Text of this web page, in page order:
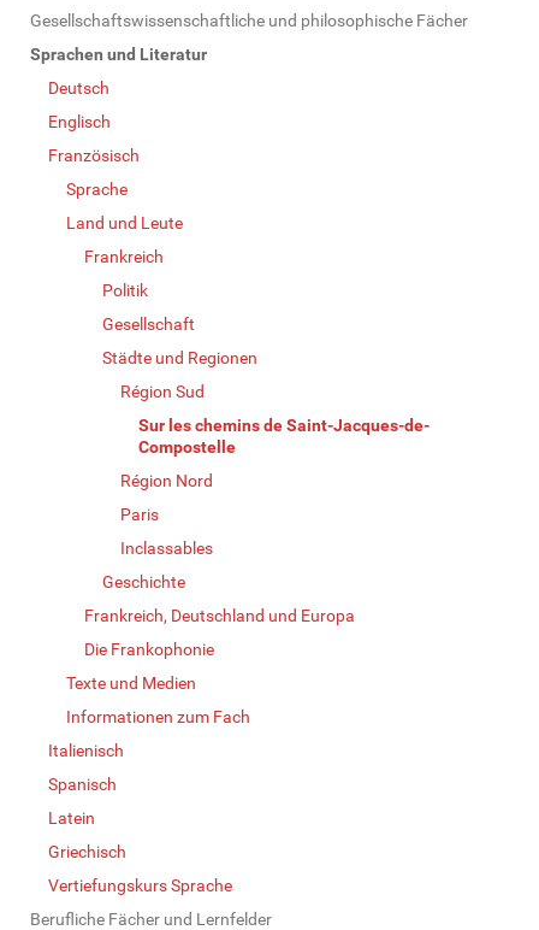
Gesellschaftswissenschaftliche und philosophische Fächer
Sprachen und Literatur
Deutsch
Englisch
Französisch
Sprache
Land und Leute
Frankreich
Politik
Gesellschaft
Städte und Regionen
Région Sud
Sur les chemins de Saint-Jacques-de-
Compostelle
Région Nord
Paris
Inclassables
Geschichte
Frankreich, Deutschland und Europa
Die Frankophonie
Texte und Medien
Informationen zum Fach
Italienisch
Spanisch
Latein
Griechisch
Vertiefungskurs Sprache
Berufliche Fächer und Lernfelder